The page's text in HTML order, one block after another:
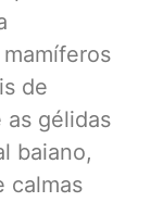
de
as gélidas
baiano,
calmas